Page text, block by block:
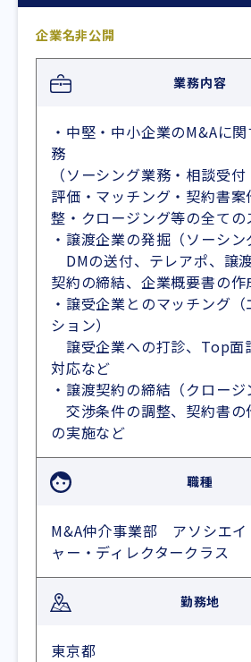
企業名非公開
業務内容
・中堅・中小企業のM&Aに
務
（ソーシング業務・相談受
評価・マッチング・契約書案
整・クロージング等の全ての
・譲渡企業の発掘（ソーシン
DMの送付、テレアポ、譲
契約の締結、企業概要書の作
・譲受企業とのマッチング
ション）
譲受企業への打診、Top面
対応など
・譲渡契約の締結（クロージ
交渉条件の調整、契約書の
の実施など
職種
M&A仲介事業部 アソシエイ
ャー・ディレクタークラス
勤務地
東京都